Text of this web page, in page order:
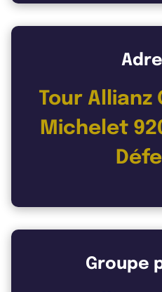
Tour Allianz
Michelet
Groupe